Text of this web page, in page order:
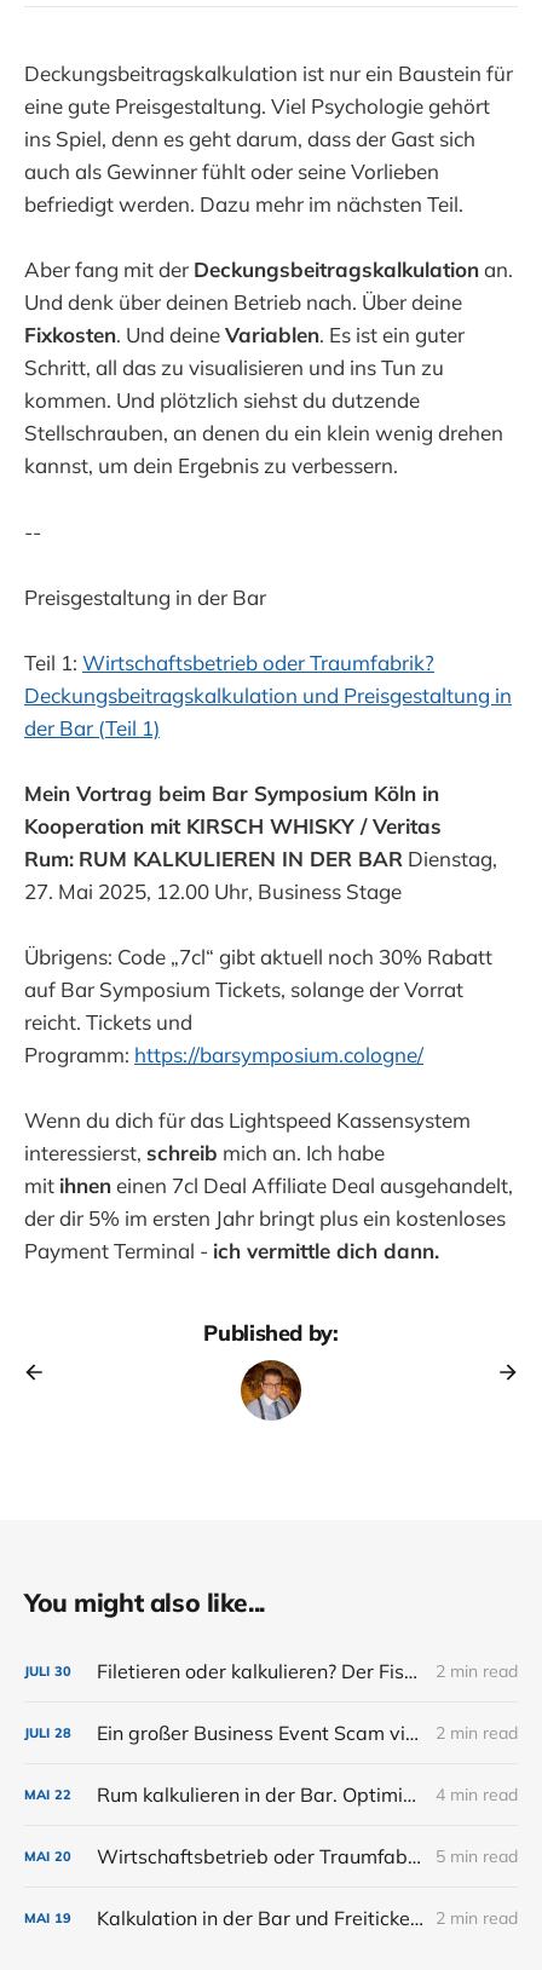
Deckungsbeitragskalkulation ist nur ein Baustein für
eine gute Preisgestaltung. Viel Psychologie gehört
ins Spiel, denn es geht darum, dass der Gast sich
auch als Gewinner fühlt oder seine Vorlieben
befriedigt werden. Dazu mehr im nächsten Teil.
Aber fang mit der Deckungsbeitragskalkulationan.
Und denk über deinen Betrieb nach. Über deine
Fixkosten. Und deineVariablen. Es ist ein guter
Schritt, all das zu visualisieren und ins Tun zu
kommen. Und plötzlich siehst du dutzende
Stellschrauben, an denen du ein klein wenig drehen
kannst, um dein Ergebnis zu verbessern.
--
Preisgestaltung in der Bar
Teil 1: Wirtschaftsbetrieb oder Traumfabrik?
Deckungsbeitragskalkulation und Preisgestaltung in
der Bar (Teil 1)
Mein Vortrag beim Bar Symposium Köln in
Kooperation mit KIRSCH WHISKY / Veritas
Rum: RUM KALKULIEREN IN DER BAR Dienstag,
27. Mai 2025, 12.00 Uhr, Business Stage
Übrigens: Code „7cl“ gibt aktuell noch 30% Rabatt
auf Bar Symposium Tickets, solange der Vorrat
reicht. Tickets und
Programm: https://barsymposium.cologne/
Wenn du dich für das Lightspeed Kassensystem
interessierst, schreib mich an. Ich habe
mit ihneneinen 7cl Deal Affiliate Deal ausgehandelt,
der dir 5% im ersten Jahr bringt plus ein kostenloses
Payment Terminal - ich vermittle dich dann.
Published by:
You might also like...
JULI 30 Filetieren oder kalkulieren? Der Fisch muss dem Gast schmecken... 2 min read
JULI 28 Ein großer Business Event Scam via Eventbrite 2 min read
MAI 22 Rum kalkulieren in der Bar. Optimiere deine Erträge (Teil 3) 4 min read
MAI 20 Wirtschaftsbetrieb oder Traumfabrik? Deckungsbeitragskalkulation und Preisgestaltung in der Bar (Teil 1) 5 min read
MAI 19 Kalkulation in der Bar und Freitickets zum Bar Symposium Köln 2 min read